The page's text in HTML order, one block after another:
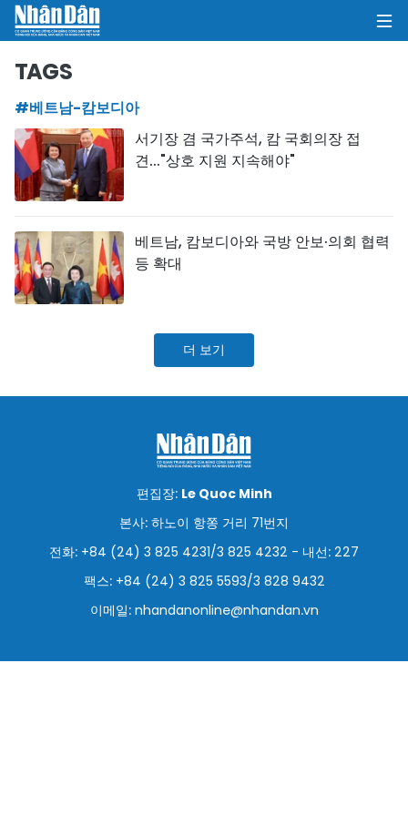
정치
비즈니스
환경
스포츠
과학기술
여행
세계
사진
TAGS
#베트남-캄보디아
서기장 겸 국가주석, 캄 국회의장 접
견..."상호 지원 지속해야"
베트남, 캄보디아와 국방 안보·의회 협력
등 확대
더 보기
편집장: Le Quoc Minh
본사: 하노이 항쫑 거리 71번지
전화: +84 (24) 3 825 4231/3 825 4232 - 내선: 227
팩스: +84 (24) 3 825 5593/3 828 9432
이메일: nhandanonline@nhandan.vn